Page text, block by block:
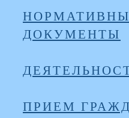
ДОКУМЕНТЫ
ПРИЕМ